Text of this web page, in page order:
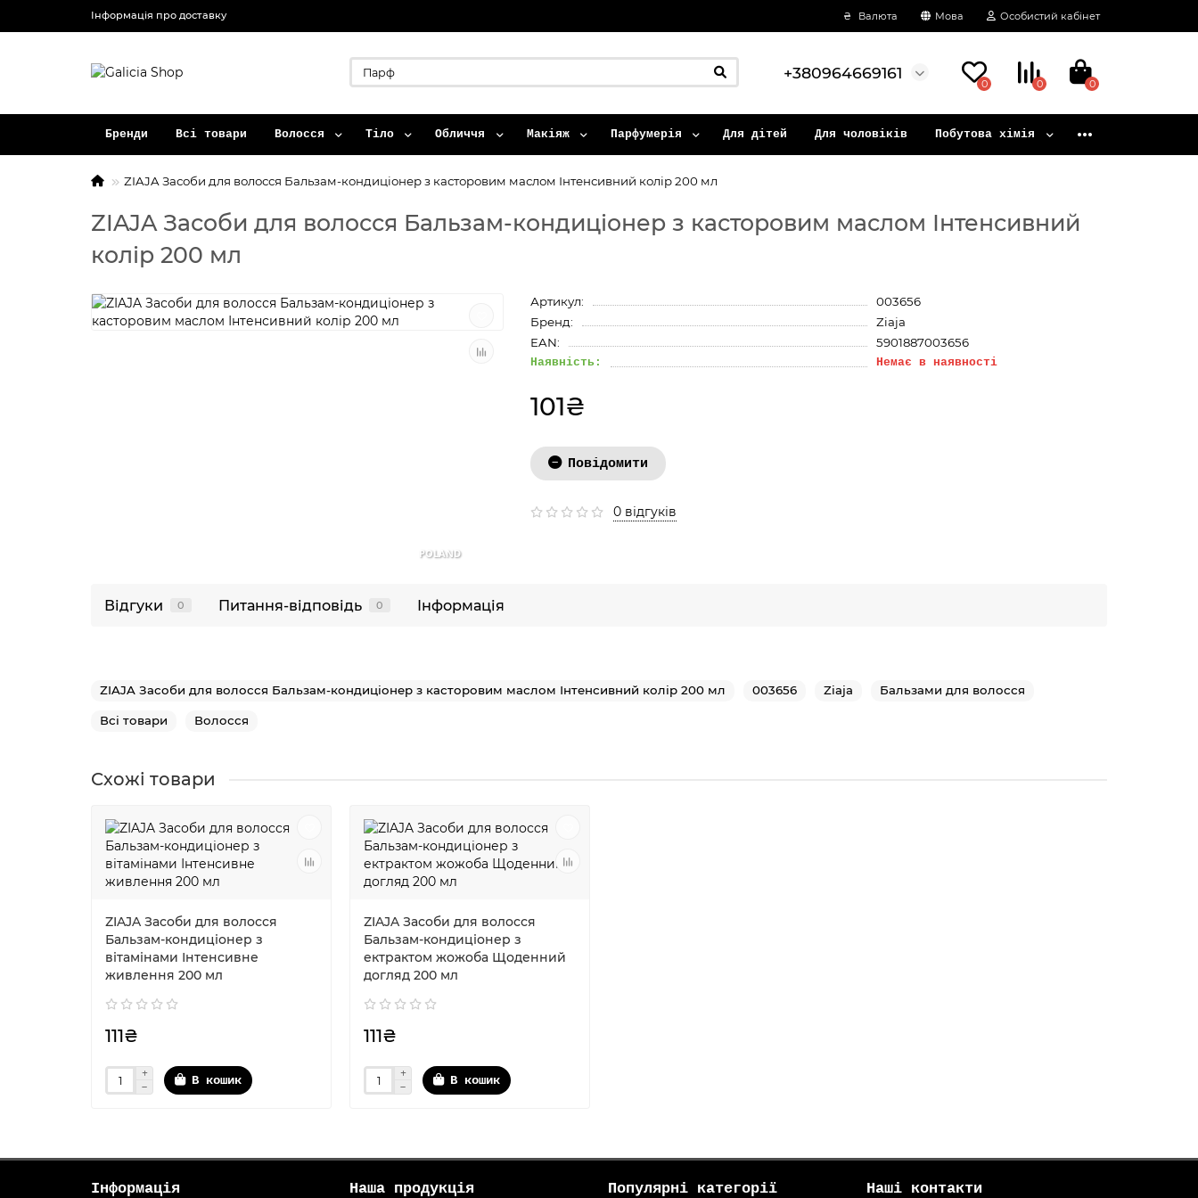
Інформація про доставку ₴ Валюта Мова Особистий кабінет
+380964669161
0 0 0
Бренди Всі товари Волосся Тіло Обличчя Макіяж Парфумерія Для дітей Для чоловіків Побутова хімія
ZIAJA Засоби для волосся Бальзам-кондиціонер з касторовим маслом Інтенсивний колір 200 мл
ZIAJA Засоби для волосся Бальзам-кондиціонер з касторовим маслом Інтенсивний
колір 200 мл
POLAND
Артикул:
003656
Бренд:
Ziaja
EAN:
5901887003656
Наявність: Немає в наявності
101₴
Повідомити
0 відгуків
Відгуки 0 Питання-відповідь 0 Інформація
ZIAJA Засоби для волосся Бальзам-кондиціонер з касторовим маслом Інтенсивний колір 200 мл 003656 Ziaja Бальзами для волосся
Всі товари Волосся
Схожі товари
ZIAJA Засоби для волосся
Бальзам-кондиціонер з
вітамінами Інтенсивне
живлення 200 мл
111₴
В кошик
ZIAJA Засоби для волосся
Бальзам-кондиціонер з
ектрактом жожоба Щоденний
догляд 200 мл
111₴
В кошик
Інформація Наша продукція Популярні категорії Наші контакти